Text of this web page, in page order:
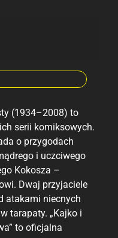
(1934–2008) to
serii komiksowych.
o przygodach
i uczciwego
Kokosza –
Dwaj przyjaciele
atakami niecnych
tarapaty. „Kajko i
to oficjalna